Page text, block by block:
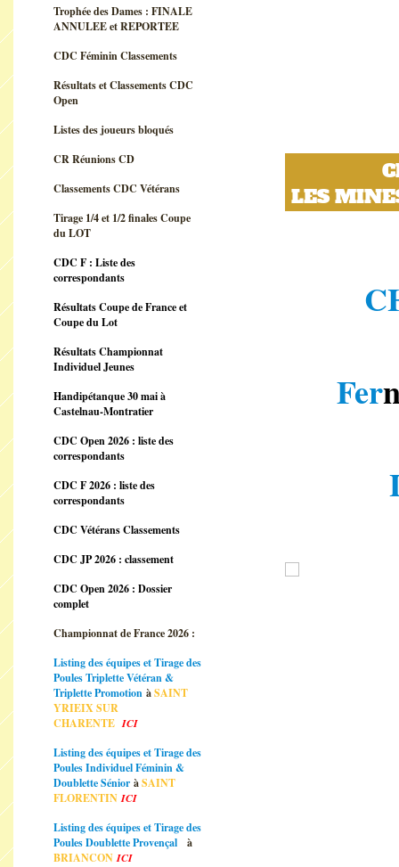
Trophée des Dames : FINALE
ANNULEE et REPORTEE
CDC Féminin Classements
Résultats et Classements CDC
Open
Listes des joueurs bloqués
CR Réunions CD
Classements CDC Vétérans
Tirage 1/4 et 1/2 finales Coupe
du LOT
CDC F : Liste des
correspondants
Résultats Coupe de France et
Coupe du Lot
Résultats Championnat
Individuel Jeunes
Handipétanque 30 mai à
Castelnau-Montratier
CDC Open 2026 : liste des
correspondants
CDC F 2026 : liste des
correspondants
CDC Vétérans Classements
CDC JP 2026 : classement
CDC Open 2026 : Dossier
complet
Championnat de France 2026 :
Listing des équipes et Tirage des
Poules Triplette Vétéran &
Triplette Promotion àSAINT
YRIEIX SUR
CHARENTEICI
Listing des équipes et Tirage des
Poules Individuel Féminin &
Doublette Sénior àSAINT
FLORENTINICI
Listing des équipes et Tirage des
Poules Doublette Provençal
à
BRIANCONICI
LES
Fer